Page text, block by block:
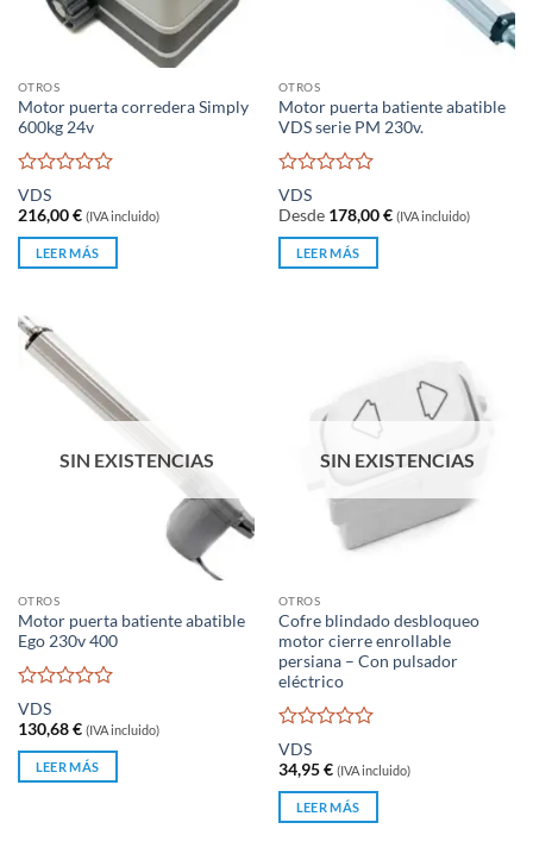
OTROS
Motor puerta corredera Simply
600kg 24v
Valorado
con
0
5
VDS
216,00€ (IVA incluido)
LEER MÁS
OTROS
Motor puerta batiente abatible
VDS serie PM 230v.
Valorado
con
0
5
VDS
Desde 178,00€ (IVA incluido)
LEER MÁS
SIN EXISTENCIAS
OTROS
Motor puerta batiente abatible
Ego 230v 400
Valorado
con
0
5
VDS
130,68€ (IVA incluido)
LEER MÁS
SIN EXISTENCIAS
OTROS
Cofre blindado desbloqueo
motor cierre enrollable
persiana – Con pulsador
eléctrico
Valorado
con
0
5
VDS
34,95€ (IVA incluido)
LEER MÁS